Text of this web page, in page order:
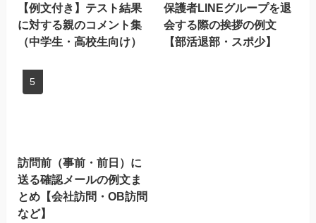
【例文付き】テスト結果
に対する親のコメント集
（中学生・高校生向け）
保護者LINEグループを退
会する際の挨拶の例文
【部活退部・スポ少】
訪問前（事前・前日）に
送る確認メールの例文ま
とめ【会社訪問・OB訪問
など】